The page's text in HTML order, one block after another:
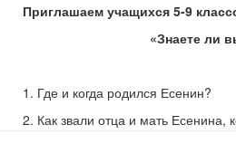
Приглашаем учащихся 5-9
«Знаете ли
Где и когда родился Есенин?
Как звали отца и мать